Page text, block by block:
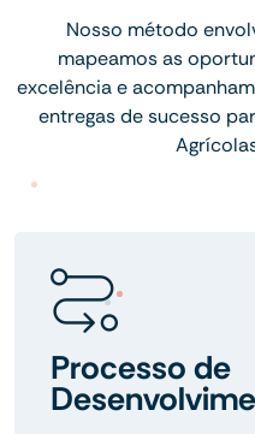
Nosso método
mapeamos as
excelência e
entregas de sucesso
Processo de